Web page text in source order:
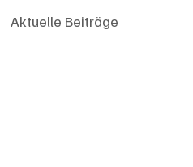
Aktuelle Beiträge